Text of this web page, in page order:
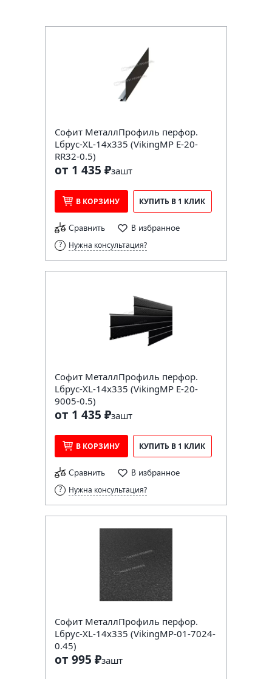
Софит МеталлПрофиль перфор.
Lбрус-XL-14х335 (VikingMP E-20-
RR32-0.5)
от 1 435 ₽зашт
В КОРЗИНУ КУПИТЬ В 1 КЛИК
Сравнить В избранное
Нужна консультация?
Софит МеталлПрофиль перфор.
Lбрус-XL-14х335 (VikingMP E-20-
9005-0.5)
от 1 435 ₽зашт
В КОРЗИНУ КУПИТЬ В 1 КЛИК
Сравнить В избранное
Нужна консультация?
Софит МеталлПрофиль перфор.
Lбрус-XL-14х335 (VikingMP-01-7024-
0.45)
от 995 ₽зашт